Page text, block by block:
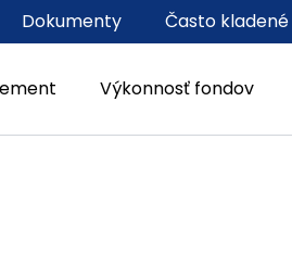
Výkonnosť fondov
Dokumenty Často